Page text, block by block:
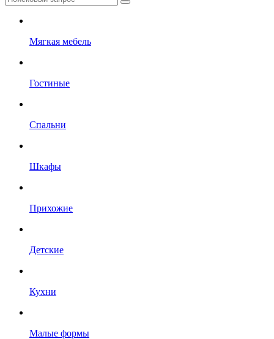
Мягкая мебель
Гостиные
Спальни
Шкафы
Прихожие
Детские
Кухни
Малые формы